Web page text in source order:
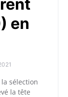
en
sélection
la tête